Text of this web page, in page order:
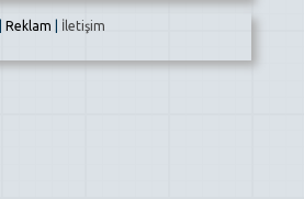
Reklam
İletişim